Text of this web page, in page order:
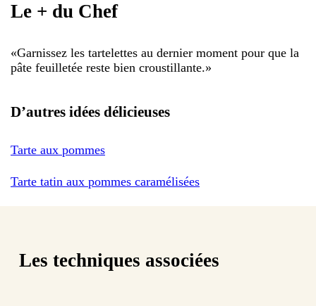
Le + du Chef
«Garnissez les tartelettes au dernier moment pour que la
pâte feuilletée reste bien croustillante.»
D’autres idées délicieuses
Tarte aux pommes
Tarte tatin aux pommes caramélisées
Les techniques associées